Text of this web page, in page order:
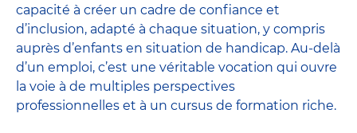
capacité à créer un cadre de confiance et
d’inclusion, adapté à chaque situation, y compris
auprès d’enfants en situation de handicap. Au-delà
d’un emploi, c’est une véritable vocation qui ouvre
la voie à de multiples perspectives
professionnelles et à un cursus de formation riche.